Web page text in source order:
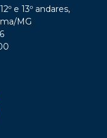
e 13º andares,
MG